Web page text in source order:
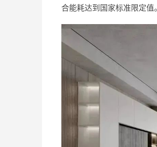
合能耗达到国家标准限定值